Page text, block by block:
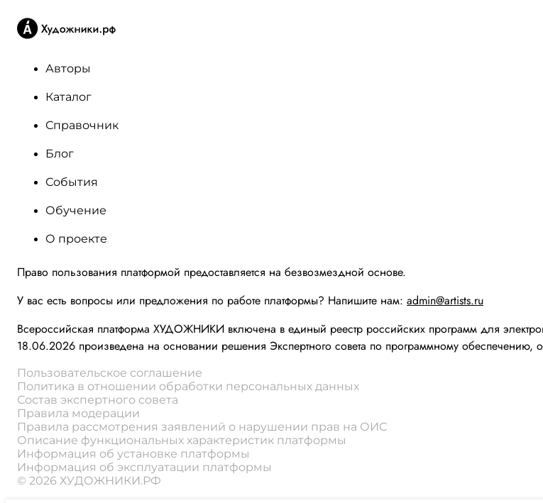
Авторы
Каталог
Справочник
Блог
События
Обучение
О проекте
Право пользования платформой предоставляется на безвозмездной основе.
У вас есть вопросы или предложения по работе платформы? Напишите нам: admin@artists.ru
Всероссийская платформа ХУДОЖНИКИ включена в единый реестр российских программ для
18.06.2026 произведена на основании решения Экспертного совета по программному
Пользовательское соглашение
Политика в отношении обработки персональных данных
Состав экспертного совета
Правила модерации
Правила рассмотрения заявлений о нарушении прав на ОИС
Описание функциональных характеристик платформы
Информация об установке платформы
Информация об эксплуатации платформы
© 2026 ХУДОЖНИКИ.РФ